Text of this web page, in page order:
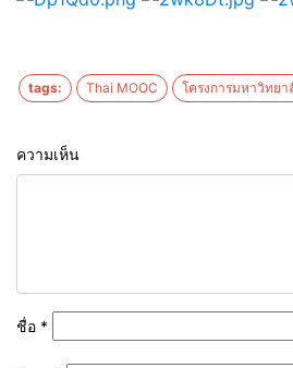
tags: Thai MOOC โครงการมหาวิทยา
ความเห็น
ชื่อ *